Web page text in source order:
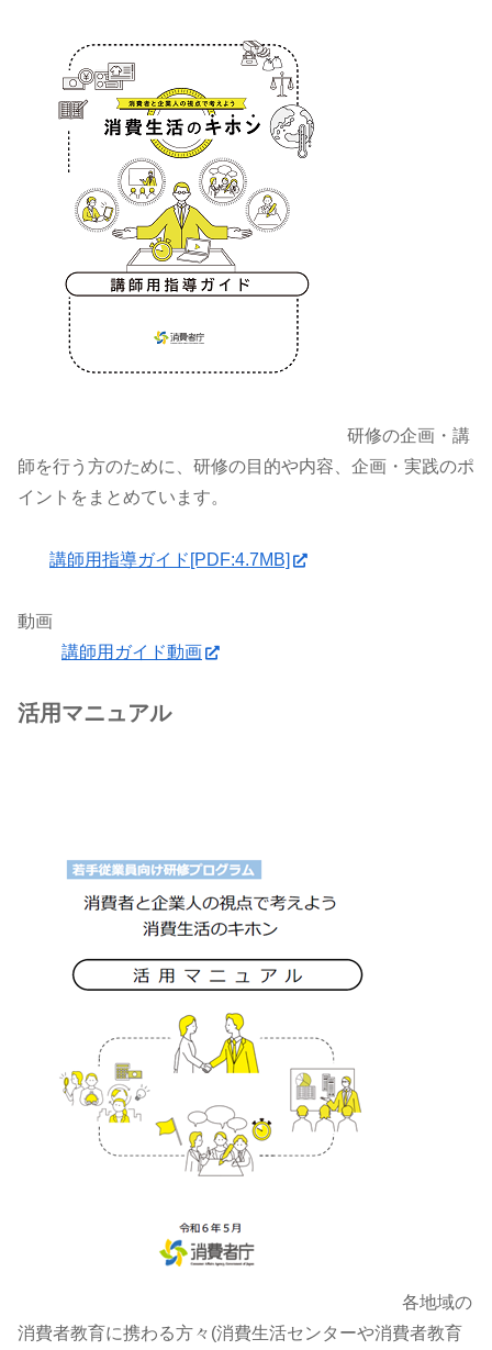
研修の企画・講
師を行う方のために、研修の目的や内容、企画・実践のポ
イントをまとめています。
講師用指導ガイド[PDF:4.7MB]
動画
講師用ガイド動画
活用マニュアル
各地域の
消費者教育に携わる方々(消費生活センターや消費者教育